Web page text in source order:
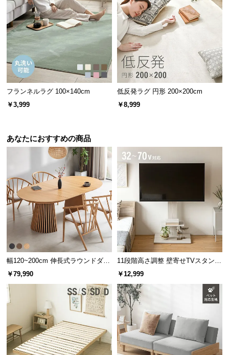
フランネルラグ 100×140cm
￥3,999
低反発ラグ 円形 200×200cm
￥8,999
あなたにおすすめの商品
幅120~200cm 伸長式ラウンドダイ
ニングテーブル 6人掛け 天然木突
板 美しい格子デザイン
￥79,990
11段階高さ調整 壁寄せTVスタンド
キャスター付き 上下左右角度調節
￥12,999